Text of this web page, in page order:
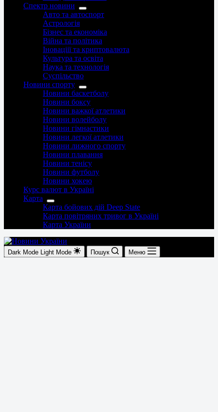
Спектр новини
Авто та автоспорт
Астрологія
Бізнес та економіка
Війна та політика
Іноваціії та криптовалюта
Культура та освіта
Наука та технологія
Суспільство
Новини спорту
Новини баскетболу
Новини боксу
Новини важкої атлетики
Новини волейболу
Новини гімнастики
Новини легкої атлетики
Новини лижного спорту
Новини плавання
Новини тенісу
Новини футболу
Новини хокею
Курс валют в Україні
Карта
Карта бойових дій Deep State
Карта повітряних тривог в Україні
Карта України
Dark Mode Light Mode Пошук Меню